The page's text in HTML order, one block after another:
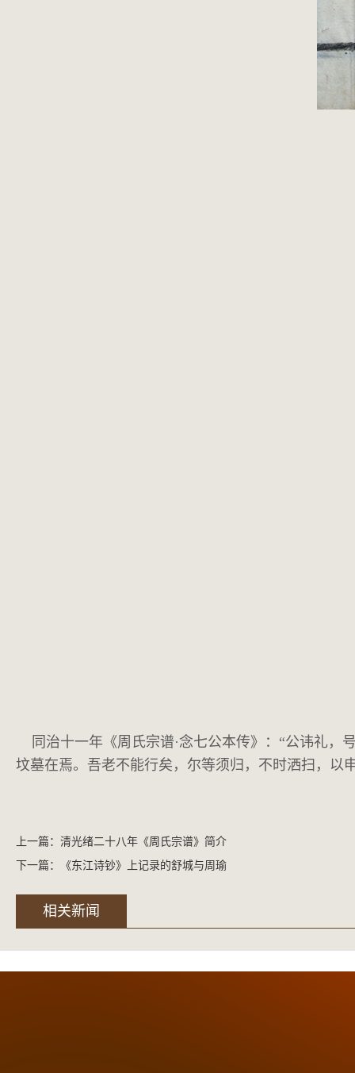
同治十一年《周氏宗谱·念七公本传》：“公讳礼，
坟墓在焉。吾老不能行矣，尔等须归，不时洒扫，以
上一篇： 清光绪二十八年《周氏宗谱》简介
下一篇：
《东江诗钞》上记录的舒城与周瑜
相关新闻